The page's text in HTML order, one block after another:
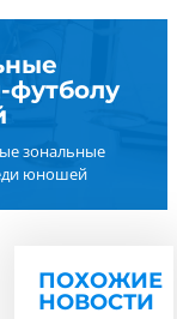
футболу
зональные
юношей
ПОХОЖИЕ
НОВОСТИ